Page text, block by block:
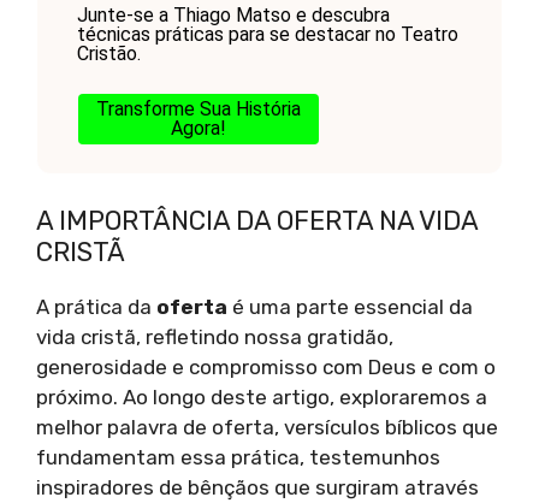
Junte-se a Thiago Matso e descubra
técnicas práticas para se destacar no Teatro
Cristão.
Transforme Sua História
Agora!
A IMPORTÂNCIA DA OFERTA NA VIDA
CRISTÃ
A prática da oferta é uma parte essencial da
vida cristã, refletindo nossa gratidão,
generosidade e compromisso com Deus e com o
próximo. Ao longo deste artigo, exploraremos a
melhor palavra de oferta, versículos bíblicos que
fundamentam essa prática, testemunhos
inspiradores de bênçãos que surgiram através